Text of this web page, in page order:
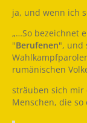
ja, und wenn ich
„…So bezeichnet
"Berufenen", und
rumänischen
sträuben sich mir
Menschen, die